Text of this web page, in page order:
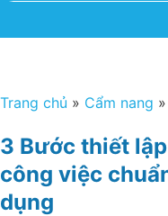
Trang chủ » Cẩm nang »
3 Bước thiết
công việc​
dụng